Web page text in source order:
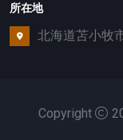
所在地
北海道苫小牧
Copyright